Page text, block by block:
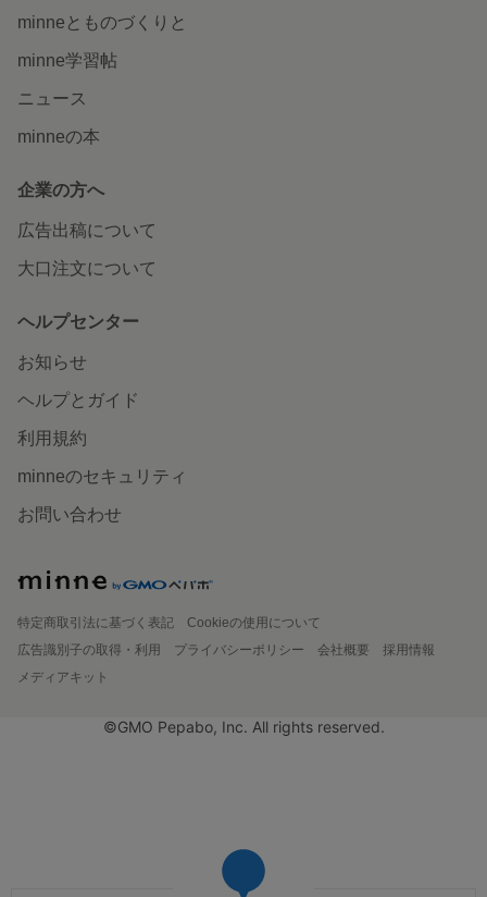
minneとものづくりと
minne学習帖
ニュース
minneの本
企業の方へ
広告出稿について
大口注文について
ヘルプセンター
お知らせ
ヘルプとガイド
利用規約
minneのセキュリティ
お問い合わせ
特定商取引法に基づく表記
Cookieの使用について
広告識別子の取得・利用
プライバシーポリシー 会社概要
採用情報
メディアキット
©GMO Pepabo, Inc. All rights reserved.